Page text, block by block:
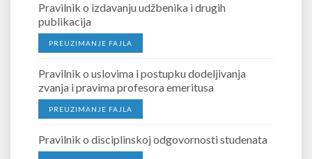
Pravilnik o izdavanju udžbenika i drugih
publikacija
PREUZIMANJE FAJLA
Pravilnik o uslovima i postupku dodeljivanja
zvanja i pravima profesora emeritusa
PREUZIMANJE FAJLA
Pravilnik o disciplinskoj odgovornosti studenata